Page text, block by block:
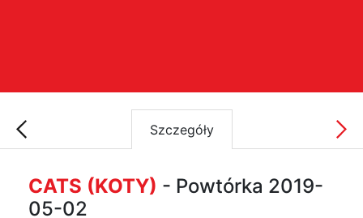
Szczegóły
CATS (KOTY) - Powtórka 2019-
05-02